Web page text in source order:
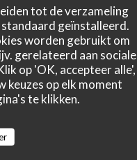
tot de verzameling
geïnstalleerd.
worden gebruikt om
gerelateerd aan sociale
op 'OK, accepteer alle',
keuzes op elk moment
te klikken.
lors de
/ Prijs:5/5